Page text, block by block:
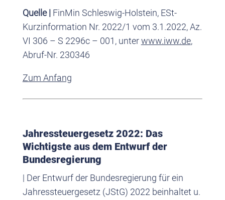
Quelle | FinMin Schleswig-Holstein, ESt-
Kurzinformation Nr. 2022/1 vom 3.1.2022, Az.
VI 306 – S 2296c – 001, unterwww.iww.de,
Abruf-Nr. 230346
Zum Anfang
Jahressteuergesetz 2022: Das
Wichtigste aus dem Entwurf der
Bundesregierung
| Der Entwurf der Bundesregierung für ein
Jahressteuergesetz (JStG) 2022 beinhaltet u.